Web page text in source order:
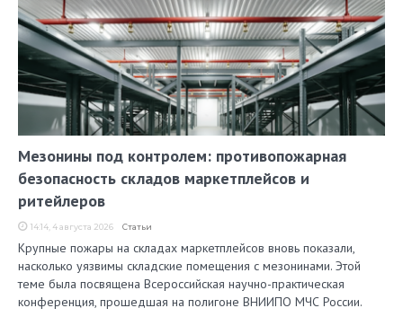
Мезонины под контролем: противопожарная
безопасность складов маркетплейсов и
ритейлеров
14:14, 4 августа 2026 Статьи
Крупные пожары на складах маркетплейсов вновь показали,
насколько уязвимы складские помещения с мезонинами. Этой
теме была посвящена Всероссийская научно-практическая
конференция, прошедшая на полигоне ВНИИПО МЧС России.